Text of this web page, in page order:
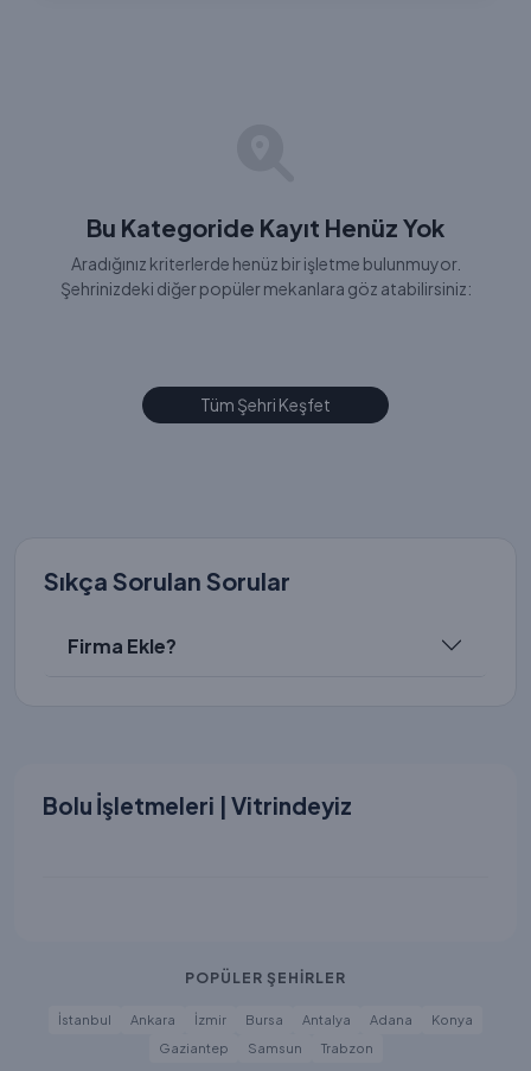
Bu Kategoride Kayıt Henüz Yok
Aradığınız kriterlerde henüz bir işletme bulunmuyor.
Şehrinizdeki diğer popüler mekanlara göz atabilirsiniz:
Tüm Şehri Keşfet
Sıkça Sorulan Sorular
Firma Ekle?
Bolu İşletmeleri | Vitrindeyiz
POPÜLER ŞEHİRLER
İstanbul Ankara İzmir Bursa Antalya Adana
Konya
Gaziantep
Samsun Trabzon